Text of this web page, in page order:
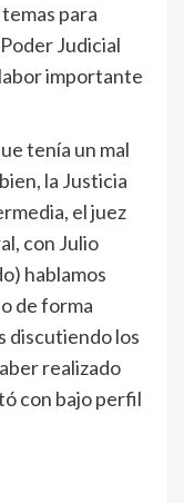
para
Judicial
importante
tenía un mal
la Justicia
el juez
con Julio
hablamos
de forma
discutiendo los
realizado
con bajo perfil